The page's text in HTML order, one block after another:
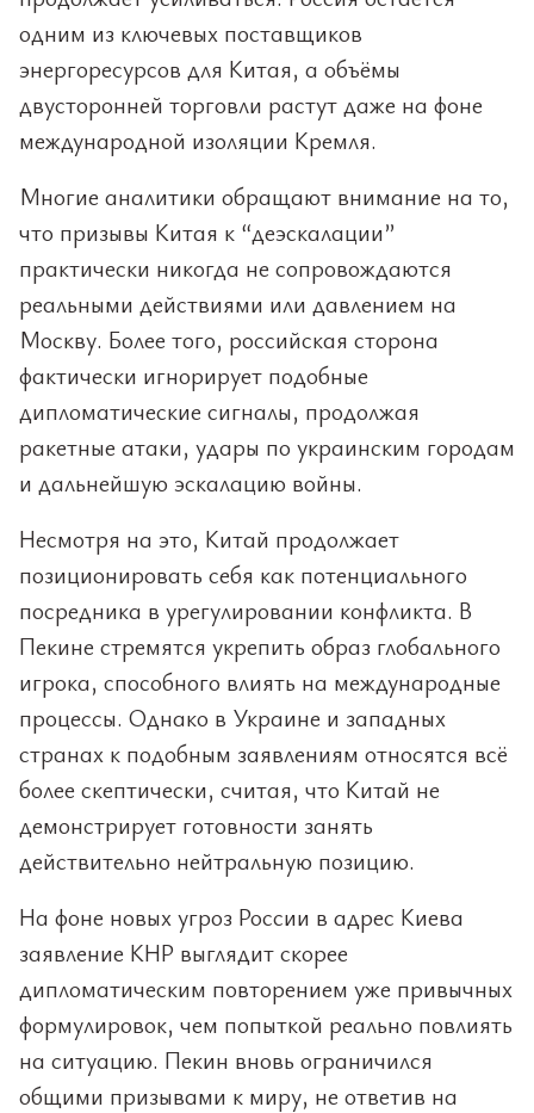
одним из ключевых поставщиков
энергоресурсов для Китая, а объёмы
двусторонней торговли растут даже на фоне
международной изоляции Кремля.
Многие аналитики обращают внимание на то,
что призывы Китая к “деэскалации”
практически никогда не сопровождаются
реальными действиями или давлением на
Москву. Более того, российская сторона
фактически игнорирует подобные
дипломатические сигналы, продолжая
ракетные атаки, удары по украинским городам
и дальнейшую эскалацию войны.
Несмотря на это, Китай продолжает
позиционировать себя как потенциального
посредника в урегулировании конфликта. В
Пекине стремятся укрепить образ глобального
игрока, способного влиять на международные
процессы. Однако в Украине и западных
странах к подобным заявлениям относятся всё
более скептически, считая, что Китай не
демонстрирует готовности занять
действительно нейтральную позицию.
На фоне новых угроз России в адрес Киева
заявление КНР выглядит скорее
дипломатическим повторением уже привычных
формулировок, чем попыткой реально повлиять
на ситуацию. Пекин вновь ограничился
общими призывами к миру, не ответив на